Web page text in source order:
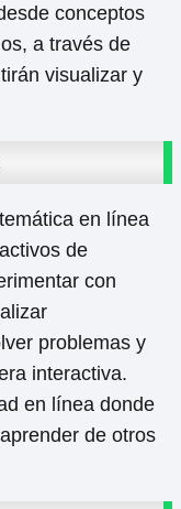
conceptos
a través de
visualizar y
en línea
de
con
problemas y
interactiva.
en línea donde
de otros